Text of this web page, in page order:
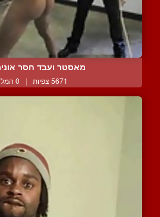
מאסטר ועבד חסר
5671 צפיות | 0 המלצות